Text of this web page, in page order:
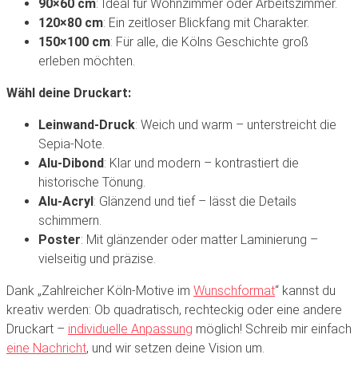
90×60 cm: Ideal für Wohnzimmer oder Arbeitszimmer.
120×80 cm: Ein zeitloser Blickfang mit Charakter.
150×100 cm: Für alle, die Kölns Geschichte groß
erleben möchten.
Wähl deine Druckart:
Leinwand-Druck: Weich und warm – unterstreicht die
Sepia-Note.
Alu-Dibond: Klar und modern – kontrastiert die
historische Tönung.
Alu-Acryl: Glänzend und tief – lässt die Details
schimmern.
Poster: Mit glänzender oder matter Laminierung –
vielseitig und präzise.
Dank „Zahlreicher Köln-Motive im Wunschformat“ kannst du
kreativ werden: Ob quadratisch, rechteckig oder eine andere
Druckart – individuelle Anpassung möglich! Schreib mir einfach
eine Nachricht, und wir setzen deine Vision um.